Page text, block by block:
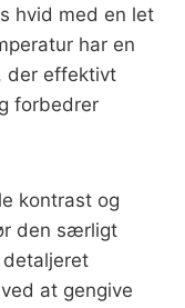
hvid med en let
har en
der effektivt
forbedrer
kontrast og
den særligt
at gengive